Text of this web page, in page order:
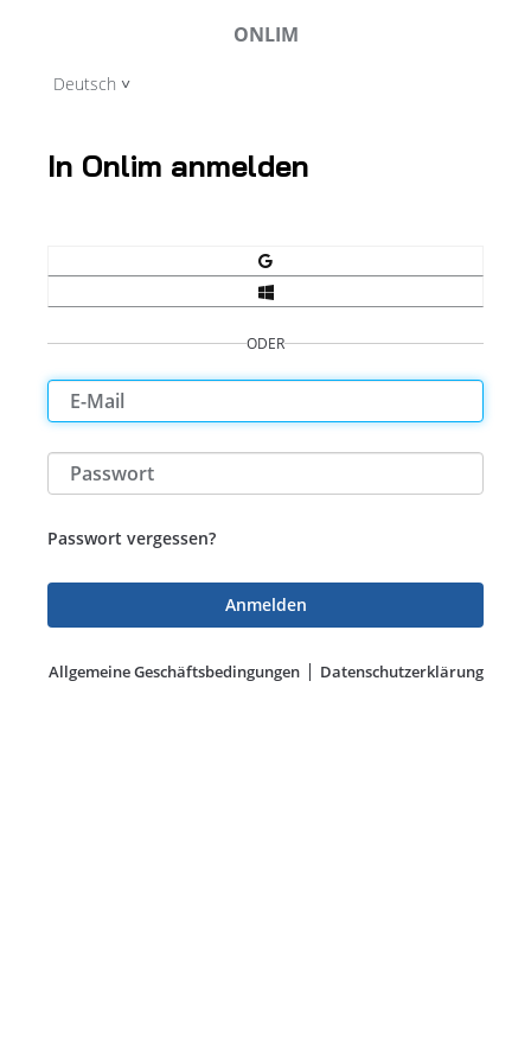
ONLIM
Deutsch
In Onlim anmelden
ODER
Passwort vergessen?
Allgemeine Geschäftsbedingungen Datenschutzerklärung